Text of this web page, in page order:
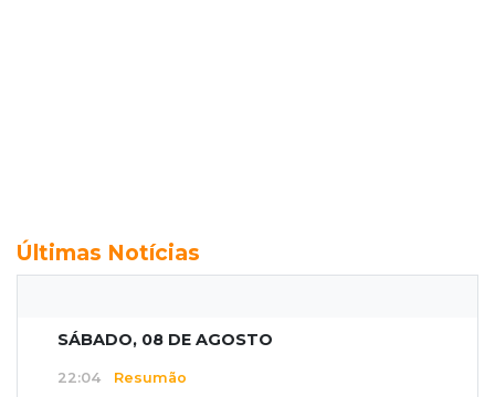
Últimas Notícias
SÁBADO, 08 DE AGOSTO
22:04 Resumão